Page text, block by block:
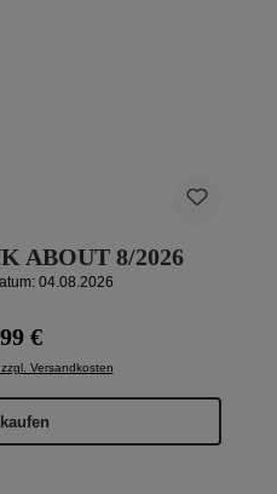
ABOUT 8/2026
04.08.2026
Preis:
€
Versandkosten